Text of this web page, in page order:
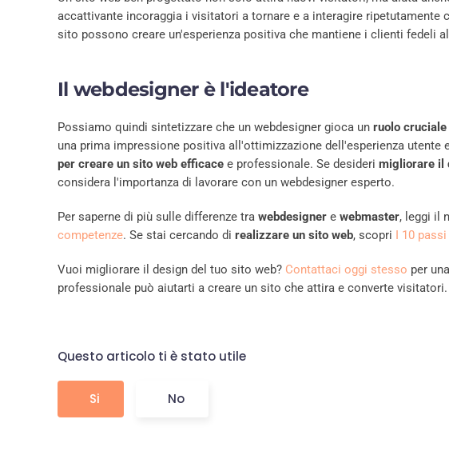
accattivante incoraggia i visitatori a tornare e a interagire
sito possono creare un'esperienza positiva che mantiene i clienti fedeli
Il webdesigner è l'ideatore
Possiamo quindi sintetizzare che un webdesigner gioca un ruolo
una prima impressione positiva all'ottimizzazione dell'esperienza utente
per creare un sito web efficace e professionale. Se desideri migliorare il
considera l'importanza di lavorare con un webdesigner esperto.
Per saperne di più sulle differenze tra webdesigner e webmaster, leggi il
competenze. Se stai cercando di realizzare un sito web, scopri I 10
Vuoi migliorare il design del tuo sito web? Contattaci oggi stesso per
professionale può aiutarti a creare un sito che attira e converte visitatori.
Questo articolo ti è stato utile
Si No